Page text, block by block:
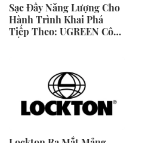
Sạc Đầy Năng Lượng Cho
Hành Trình Khai Phá
Tiếp Theo: UGREEN Công